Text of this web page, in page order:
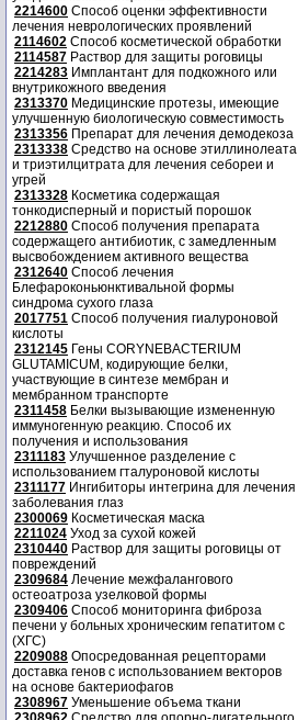
2214600 Способ оценки эффективности
лечения неврологических проявлений
2114602 Способ косметической обработки
2114587 Раствор для защиты роговицы
2214283 Имплантант для подкожного или
внутрикожного введения
2313370 Медицинские протезы, имеющие
улучшенную биологическую совместимость
2313356 Препарат для лечения демодекоза
2313338 Средство на основе этиллинолеата
и триэтилцитрата для лечения себореи и
угрей
2313328 Косметика содержащая
тонкодисперный и пористый порошок
2212880 Способ получения препарата
содержащего антибиотик, с замедленным
высвобождением активного вещества
2312640 Способ лечения
Блефароконьюнктивальной формы
синдрома сухого глаза
2017751 Способ получения гиалуроновой
кислоты
2312145 Гены CORYNEBACTERIUM
GLUTAMICUM, кодирующие белки,
участвующие в синтезе мембран и
мембранном транспорте
2311458 Белки вызывающие измененную
иммуногенную реакцию. Способ их
получения и использования
2311183 Улучшенное разделение с
использованием гталуроновой кислоты
2311177 Ингибиторы интегрина для лечения
заболевания глаз
2300069 Косметическая маска
2211024 Уход за сухой кожей
2310440 Раствор для защиты роговицы от
повреждений
2309684 Лечение межфалангового
остеоатроза узелковой формы
2309406 Способ мониторинга фиброза
печени у больных хроническим гепатитом с
(ХГС)
2209088 Опосредованная рецепторами
доставка генов с использованием векторов
на основе бактериофагов
2308967 Уменьшение объема ткани